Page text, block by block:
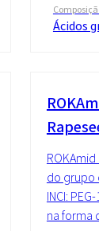
Ácidos
do grupo
INCI:
na forma